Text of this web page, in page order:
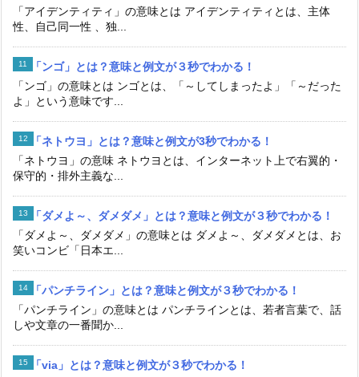
「アイデンティティ」の意味とは アイデンティティとは、主体
性、自己同一性 、独...
「ンゴ」とは？意味と例文が３秒でわかる！
「ンゴ」の意味とは ンゴとは、「～してしまったよ」「～だった
よ」という意味です...
「ネトウヨ」とは？意味と例文が3秒でわかる！
「ネトウヨ」の意味 ネトウヨとは、インターネット上で右翼的・
保守的・排外主義な...
「ダメよ～、ダメダメ」とは？意味と例文が３秒でわかる！
「ダメよ～、ダメダメ」の意味とは ダメよ～、ダメダメとは、お
笑いコンビ「日本エ...
「パンチライン」とは？意味と例文が３秒でわかる！
「パンチライン」の意味とは パンチラインとは、若者言葉で、話
しや文章の一番聞か...
「via」とは？意味と例文が３秒でわかる！